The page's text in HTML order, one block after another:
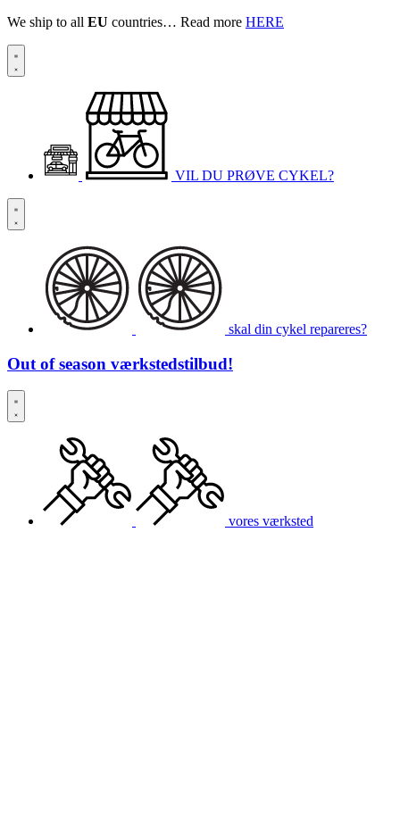
We ship to all EU countries… Read more HERE
VIL DU PRØVE CYKEL?
skal din cykel repareres?
Out of season værkstedstilbud!
vores værksted